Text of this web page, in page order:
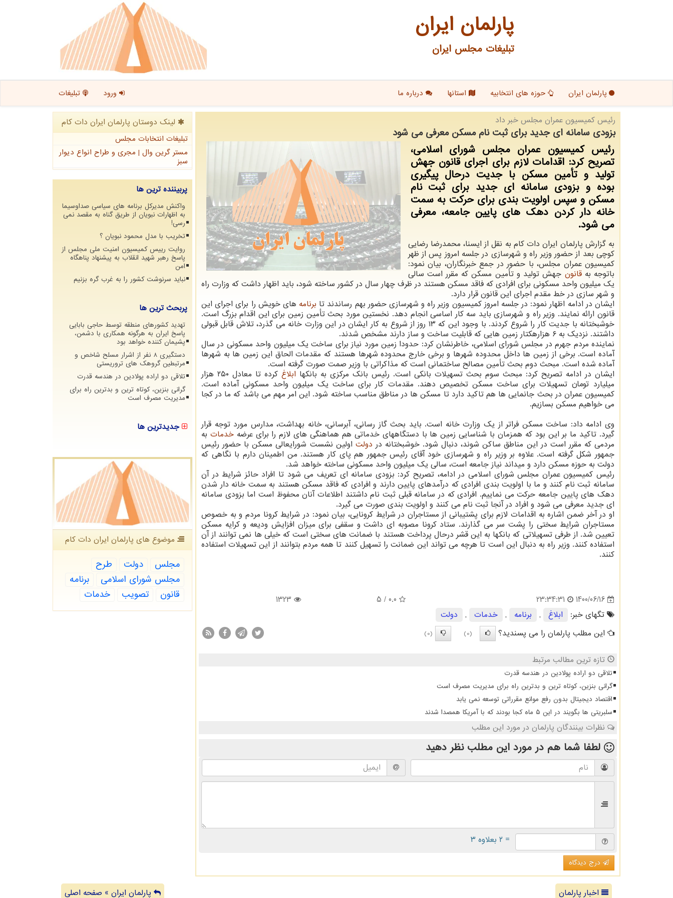
پارلمان ایران
تبلیغات مجلس ایران
پارلمان ایران حوزه های انتخابیه استانها درباره ما ورود تبلیغات
رئیس كمیسیون عمران مجلس خبر داد
بزودی سامانه ای جدید برای ثبت نام مسکن معرفی می شود
رئیس کمیسیون عمران مجلس شورای اسلامی،
تصریح کرد: اقدامات لازم برای اجرای قانون جهش
تولید و تأمین مسکن با جدیت درحال پیگیری
بوده و بزودی سامانه ای جدید برای ثبت نام
مسکن و سپس اولویت بندی برای حرکت به سمت
خانه دار کردن دهک های پایین جامعه، معرفی
می شود.
به گزارش پارلمان ایران دات کام به نقل از ایسنا، محمدرضا رضایی
کوچی بعد از حضور وزیر راه و شهرسازی در جلسه امروز پس از ظهر
کمیسیون عمران مجلس، با حضور در جمع خبرنگاران، بیان نمود:
باتوجه بهقانون جهش تولید و تأمین مسکن که مقرر است سالی
یک میلیون واحد مسکونی برای افرادی که فاقد مسکن هستند در ظرف چهار سال در کشور ساخته شود، باید اظهار داشت که وزارت راه
و شهر سازی در خط مقدم اجرای این قانون قرار دارد.
ایشان در ادامه اظهار نمود: در جلسه امروز کمیسیون وزیر راه و شهرسازی حضور بهم رساندند تا برنامه های خویش را برای اجرای این
قانون ارائه نمایند. وزیر راه و شهرسازی باید سه کار اساسی انجام دهد. نخستین مورد بحث تأمین زمین برای این اقدام بزرگ است.
خوشبختانه با جدیت کار را شروع کردند. با وجود این که ۱۳ روز از شروع به کار ایشان در این وزارت خانه می گذرد، تلاش قابل قبولی
داشتند. نزدیک به ۶ هزارهکتار زمین هایی که قابلیت ساخت و ساز دارند مشخص شدند.
نماینده مردم جهرم در مجلس شورای اسلامی، خاطرنشان کرد: حدودا زمین مورد نیاز برای ساخت یک میلیون واحد مسکونی در سال
آماده است. برخی از زمین ها داخل محدوده شهرها و برخی خارج محدوده شهرها هستند که مقدمات الحاق این زمین ها به شهرها
آماده شده است. مبحث دوم بحث تأمین مصالح ساختمانی است که مذاکراتی با وزیر صمت صورت گرفته است.
ایشان در ادامه تصریح کرد: مبحث سوم بحث تسهیلات بانکی است. رئیس بانک مرکزی به بانکها ابلاغ
کرده تا معادل ۲۵۰ هزار
میلیارد تومان تسهیلات برای ساخت مسکن تخصیص دهند. مقدمات کار برای ساخت یک میلیون واحد مسکونی آماده است.
کمیسیون عمران در بحث جانمایی ها هم تاکید دارد تا مسکن ها در مناطق مناسب ساخته شود. این امر مهم می باشد که ما در کجا
می خواهیم مسکن بسازیم.
وی ادامه داد: ساخت مسکن فراتر از یک وزارت خانه است. باید بحث گاز رسانی، آبرسانی، خانه بهداشت، مدارس مورد توجه قرار
گیرد. تاکید ما بر این بود که همزمان با شناسایی زمین ها با دستگاههای خدماتی هم هماهنگی های لازم را برای عرضهخدمات به
مردمی که مقرر است در این مناطق ساکن شوند، دنبال شود. خوشبختانه در دولت اولین نشست شورایعالی مسکن با حضور رئیس
جمهور شکل گرفته است. علاوه بر وزیر راه و شهرسازی خود آقای رئیس جمهور هم پای کار هستند. من اطمینان دارم با نگاهی که
دولت به حوزه مسکن دارد و میداند نیاز جامعه است، سالی یک میلیون واحد مسکونی ساخته خواهد شد.
رئیس کمیسیون عمران مجلس شورای اسلامی در ادامه، تصریح کرد: بزودی سامانه ای تعریف می شود تا افراد حائز شرایط در آن
سامانه ثبت نام کنند و ما با اولویت بندی افرادی که درآمدهای پایین دارند و افرادی که فاقد مسکن هستند به سمت خانه دار شدن
دهک های پایین جامعه حرکت می نماییم. افرادی که در سامانه قبلی ثبت نام داشتند اطلاعات آنان محفوظ است اما بزودی سامانه
ای جدید معرفی می شود و افراد در آنجا ثبت نام می کنند و اولویت بندی صورت می گیرد.
او در آخر ضمن اشاره به اقدامات لازم برای پشتیبانی از مستاجران در شرایط کرونایی، بیان نمود: در شرایط کرونا مردم و به خصوص
مستاجران شرایط سختی را پشت سر می گذارند. ستاد کرونا مصوبه ای داشت و سقفی برای میزان افزایش ودیعه و کرایه مسکن
تعیین شد. از طرفی تسهیلاتی که بانکها به این قشر درحال پرداخت هستند با ضمانت های سختی است که خیلی ها نمی توانند از آن
استفاده کنند. وزیر راه به دنبال این است تا هرچه می تواند این ضمانت را تسهیل کنند تا همه مردم بتوانند از این تسهیلات استفاده
کنند.
1400/06/16
23:34:31
0.0
/ 5
1323
تگهای خبر:
ابلاغ , برنامه , خدمات ,
دولت
این مطلب پارلمان را می پسندید؟
(0)
(0)
تازه ترین مطالب مرتبط
تلاقی دو اراده پولادین در هندسه قدرت
گرانی بنزین، کوتاه ترین و بدترین راه برای مدیریت مصرف است
اقتصاد دیجیتال بدون رفع موانع مقرراتی توسعه نمی یابد
سلبریتی ها بگویند در این ۵ ماه کجا بودند که با آمریکا همصدا شدند
نظرات بینندگان پارلمان در مورد این مطلب
لطفا شما هم در مورد این مطلب نظر دهید
= ۲ بعلاوه ۳
درج دیدگاه
لینک دوستان پارلمان ایران دات كام
تبلیغات انتخابات مجلس
مستر گرین وال | مجری و طراح انواع دیوار
سبز
پربیننده ترین ها
واکنش مدیرکل برنامه های سیاسی صداوسیما
به اظهارات نبویان از طریق گناه به مقصد نمی
رسی!
تخریب با مدل محمود نبویان ؟
روایت رییس کمیسیون امنیت ملی مجلس از
پاسخ رهبر شهید انقلاب به پیشنهاد پناهگاه
امن
نباید سرنوشت کشور را به غرب گره بزنیم
پربحث ترین ها
تهدید کشورهای منطقه توسط حاجی بابایی
پاسخ ایران به هرگونه همکاری با دشمن،
پشیمان کننده خواهد بود
دستگیری 8 نفر از اشرار مسلح شاخص و
مرتبطین گروهک های تروریستی
تلاقی دو اراده پولادین در هندسه قدرت
گرانی بنزین، کوتاه ترین و بدترین راه برای
مدیریت مصرف است
جدیدترین ها
موضوع های پارلمان ایران دات كام
مجلس دولت
طرح
مجلس شورای اسلامی
برنامه
قانون
تصویب خدمات
اخبار پارلمان پارلمان ایران » صفحه اصلی